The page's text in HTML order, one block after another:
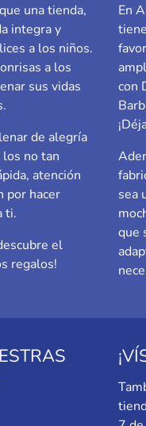
una tienda,
integra y
a los niños.
a los
sus vidas
de alegría
no tan
atención
por hacer
ti.
el
regalos!
En
con
sea
que